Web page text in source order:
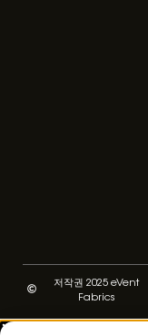
저작권 2025 eVent
Fabrics